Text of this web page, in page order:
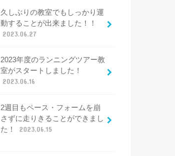
久しぶりの教室でもしっかり運
動することが出来ました！！
2023.06.27
2023年度のランニングツアー教
室がスタートしました！
2023.06.16
2週目もペース・フォームを崩
さずに走りきることができまし
た！
2023.06.15